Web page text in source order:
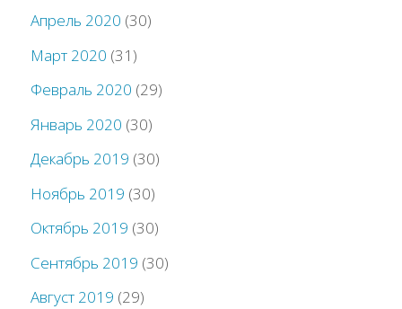
Апрель 2020 (30)
Март 2020 (31)
Февраль 2020 (29)
Январь 2020 (30)
Декабрь 2019 (30)
Ноябрь 2019 (30)
Октябрь 2019 (30)
Сентябрь 2019 (30)
Август 2019 (29)